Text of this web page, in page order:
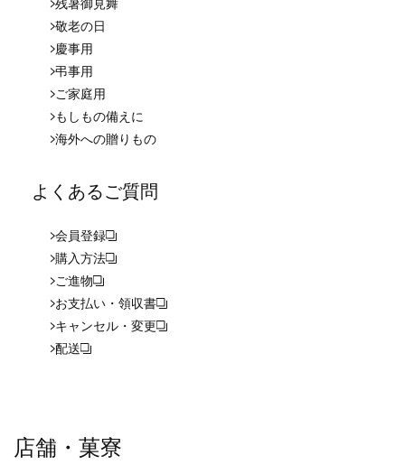
残暑御見舞
敬老の日
慶事用
弔事用
ご家庭用
もしもの備えに
海外への贈りもの
よくあるご質問
会員登録
購入方法
ご進物
お支払い・領収書
キャンセル・変更
配送
店舗・菓寮